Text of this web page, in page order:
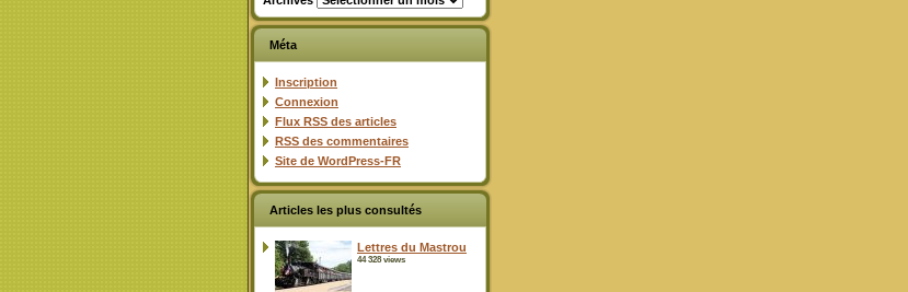
Méta
Inscription
Connexion
Flux RSS des articles
RSS des commentaires
Site de WordPress-FR
Articles les plus consultés
Lettres du Mastrou
44 328 views